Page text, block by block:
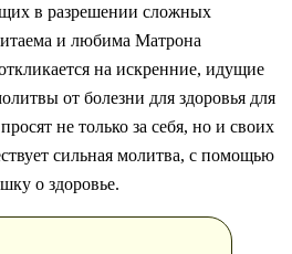
в разрешении сложных
и любима Матрона
на искренние, идущие
от болезни для здоровья для
не только за себя, но и своих
сильная молитва, с помощью
о здоровье.